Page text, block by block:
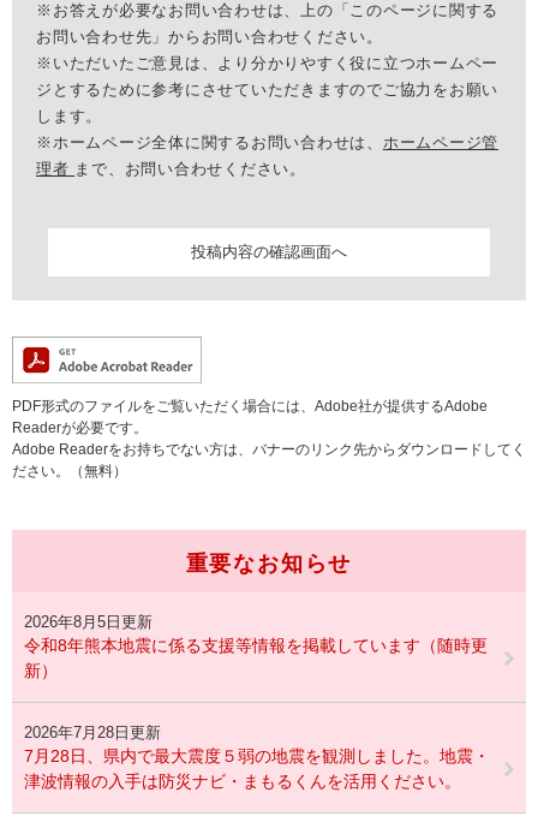
※お答えが必要なお問い合わせは、上の「このページに関する
お問い合わせ先」からお問い合わせください。
※いただいたご意見は、より分かりやすく役に立つホームペー
ジとするために参考にさせていただきますのでご協力をお願い
します。
※ホームページ全体に関するお問い合わせは、 ホームページ管
理者 まで、お問い合わせください。
PDF形式のファイルをご覧いただく場合には、Adobe社が提供するAdobe
Readerが必要です。
Adobe Readerをお持ちでない方は、バナーのリンク先からダウンロードしてく
ださい。（無料）
重要なお知らせ
2026年8月5日更新
令和8年熊本地震に係る支援等情報を掲載しています（随時更
新）
2026年7月28日更新
7月28日、県内で最大震度５弱の地震を観測しました。地震・
津波情報の入手は防災ナビ・まもるくんを活用ください。